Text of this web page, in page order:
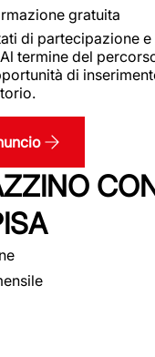
gratuita
di partecipazione e
termine del
di